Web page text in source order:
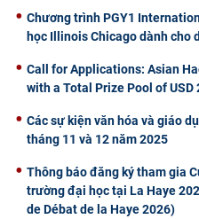
Chương trình PGY1
học Illinois Chicago dành cho
Call for Applications: Asian
with a Total Prize Pool of USD
Các sự kiện văn hóa và giáo
tháng 11 và 12 năm 2025
Thông báo đăng ký tham gia
trường đại học tại La Haye
de Débat de la Haye 2026)